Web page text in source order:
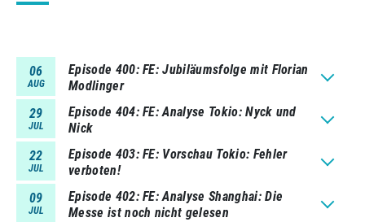
06
AUG
Episode 400 FE: Jubiläumsfolge mit Florian
Modlinger
29
JUL
Episode 404 FE: Analyse Tokio: Nyck und
Nick
22
JUL
Episode 403 FE: Vorschau Tokio: Fehler
verboten!
09
JUL
Episode 402 FE: Analyse Shanghai: Die
Messe ist noch nicht gelesen